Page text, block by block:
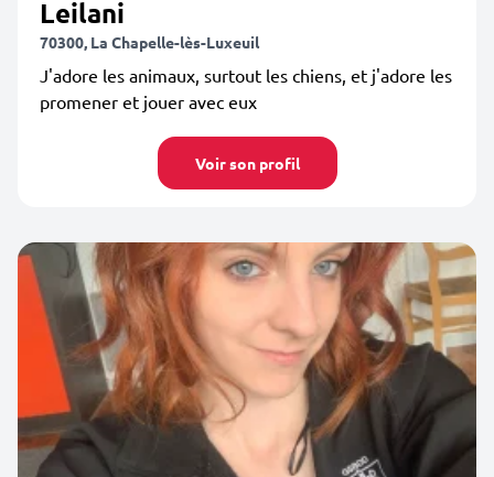
Leilani
70300, La Chapelle-lès-Luxeuil
J'adore les animaux, surtout les chiens, et j'adore les
promener et jouer avec eux
Voir son profil